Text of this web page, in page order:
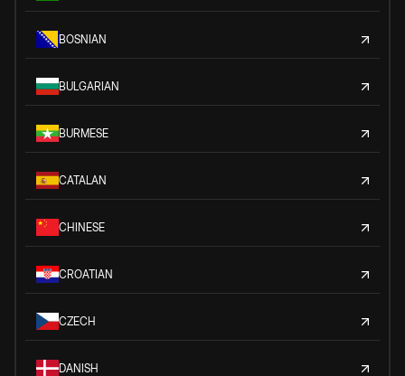
BOSNIAN
BULGARIAN
BURMESE
CATALAN
CHINESE
CROATIAN
CZECH
DANISH